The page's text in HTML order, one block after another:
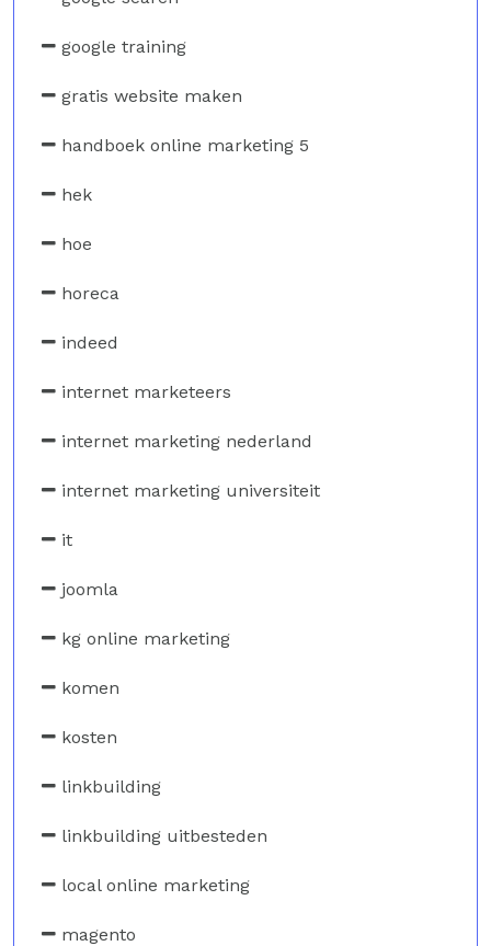
google training
gratis website maken
handboek online marketing 5
hek
hoe
horeca
indeed
internet marketeers
internet marketing nederland
internet marketing universiteit
it
joomla
kg online marketing
komen
kosten
linkbuilding
linkbuilding uitbesteden
local online marketing
magento